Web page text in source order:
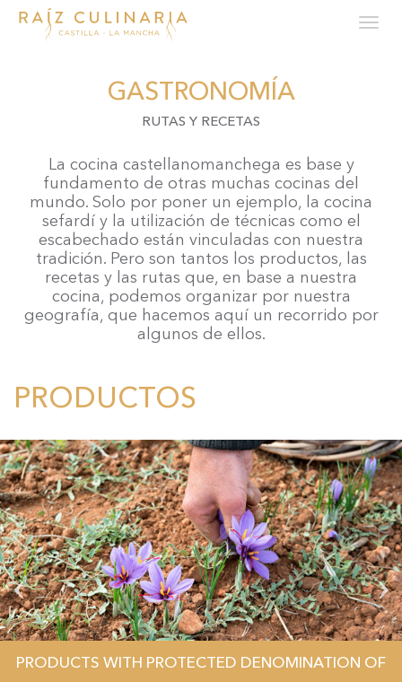
GASTRONOMÍA
RUTAS Y RECETAS
La cocina castellanomanchega es base y
fundamento de otras muchas cocinas del
mundo. Solo por poner un ejemplo, la cocina
sefardí y la utilización de técnicas como el
escabechado están vinculadas con nuestra
tradición. Pero son tantos los productos, las
recetas y las rutas que, en base a nuestra
cocina, podemos organizar por nuestra
geografía, que hacemos aquí un recorrido por
algunos de ellos.
PRODUCTOS
PRODUCTS WITH PROTECTED DENOMINATION OF